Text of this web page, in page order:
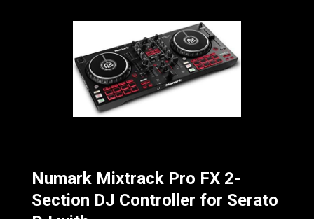
Numark Mixtrack Pro FX 2-
Section DJ Controller for Serato